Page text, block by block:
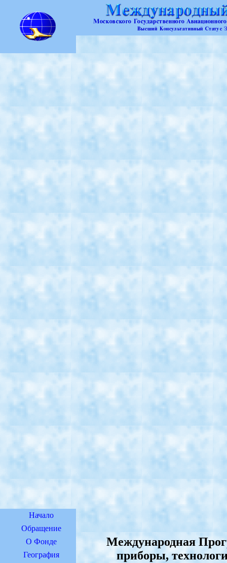
Начало
Обращение
О Фонде
География
Международная
приборы,